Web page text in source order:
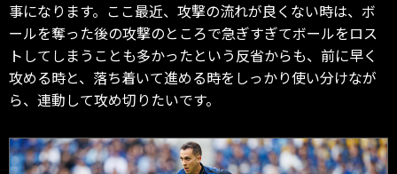
事になります。ここ最近、攻撃の流れが良くない時は、ボ
ールを奪った後の攻撃のところで急ぎすぎてボールをロス
トしてしまうことも多かったという反省からも、前に早く
攻める時と、落ち着いて進める時をしっかり使い分けなが
ら、連動して攻め切りたいです。